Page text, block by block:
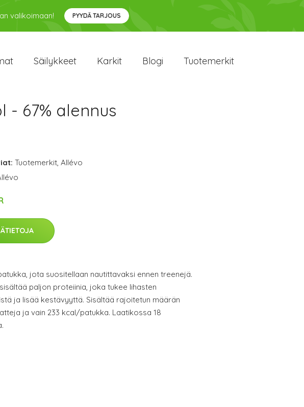
valikoimaan! PYYDÄ TARJOUS
Säilykkeet Karkit Blogi Tuotemerkit
- 67% alennus
Tuotemerkit, Allévo
jota suositellaan nautittavaksi ennen treenejä.
paljon proteiinia, joka tukee lihasten
ja lisää kestävyyttä. Sisältää rajoitetun määrän
ja vain 233 kcal/patukka. Laatikossa 18